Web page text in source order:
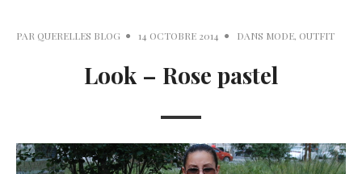
PAR QUERELLES BLOG 14 OCTOBRE 2014 DANS MODE, OUTFIT
Look – Rose pastel